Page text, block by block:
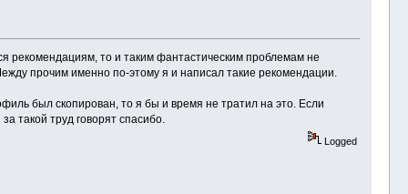
рекомендациям, то и таким фантастическим проблемам не
прочим именно по-этому я и написал такие рекомендации.
был скопирован, то я бы и время не тратил на это. Если
такой труд говорят спасибо.
Logged